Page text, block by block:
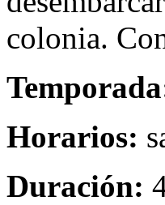
colonia.
Horarios:
Duración: